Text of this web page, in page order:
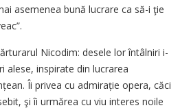
asemenea bună lucrare ca să-i ţie
Nicodim: desele lor întâlniri i-
alese, inspirate din lucrarea
Îi privea cu admirație opera, căci
şi îi urmărea cu viu interes noile